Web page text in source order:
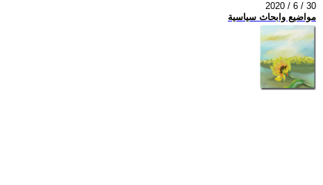
2020 / 6 / 30
مواضيع وابحاث سياسية